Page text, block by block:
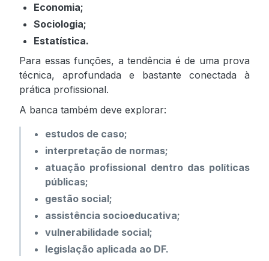
Economia;
Sociologia;
Estatística.
Para essas funções, a tendência é de uma prova
técnica, aprofundada e bastante conectada à
prática profissional.
A banca também deve explorar:
estudos de caso;
interpretação de normas;
atuação profissional dentro das políticas
públicas;
gestão social;
assistência socioeducativa;
vulnerabilidade social;
legislação aplicada ao DF.